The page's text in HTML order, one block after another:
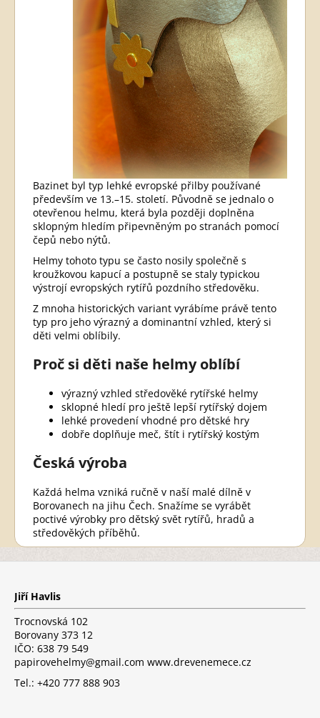
Bazinet byl typ lehké evropské přilby používané
především ve 13.–15. století. Původně se jednalo o
otevřenou helmu, která byla později doplněna
sklopným hledím připevněným po stranách pomocí
čepů nebo nýtů.
Helmy tohoto typu se často nosily společně s
kroužkovou kapucí a postupně se staly typickou
výstrojí evropských rytířů pozdního středověku.
Z mnoha historických variant vyrábíme právě tento
typ pro jeho výrazný a dominantní vzhled, který si
děti velmi oblíbily.
Proč si děti naše helmy oblíbí
výrazný vzhled středověké rytířské helmy
sklopné hledí pro ještě lepší rytířský dojem
lehké provedení vhodné pro dětské hry
dobře doplňuje meč, štít i rytířský kostým
Česká výroba
Každá helma vzniká ručně v naší malé dílně v
Borovanech na jihu Čech. Snažíme se vyrábět
poctivé výrobky pro dětský svět rytířů, hradů a
středověkých příběhů.
Z
Jiří Havlis
Trocnovská 102
Borovany 373 12
IČO: 638 79 549
papirovehelmy@gmail.com www.drevenemece.cz
Tel.: +420 777 888 903